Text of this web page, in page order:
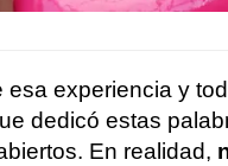
esa experiencia y
dedicó estas
En realidad,